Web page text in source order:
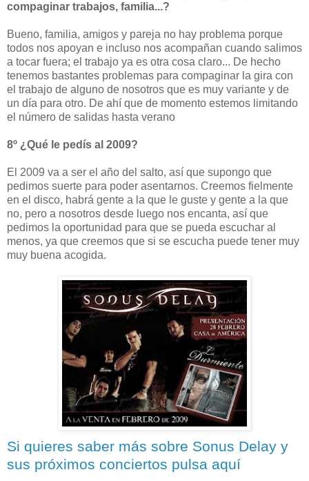
compaginar trabajos, familia...?
Bueno, familia, amigos y pareja no hay problema porque
todos nos apoyan e incluso nos acompañan cuando salimos
a tocar fuera; el trabajo ya es otra cosa claro... De hecho
tenemos bastantes problemas para compaginar la gira con
el trabajo de alguno de nosotros que es muy variante y de
un día para otro. De ahí que de momento estemos limitando
el número de salidas hasta verano
8º ¿Qué le pedís al 2009?
El 2009 va a ser el año del salto, así que supongo que
pedimos suerte para poder asentarnos. Creemos fielmente
en el disco, habrá gente a la que le guste y gente a la que
no, pero a nosotros desde luego nos encanta, así que
pedimos la oportunidad para que se pueda escuchar al
menos, ya que creemos que si se escucha puede tener muy
muy buena acogida.
Si quieres saber más sobre Sonus Delay y
sus próximos conciertos pulsa aquí